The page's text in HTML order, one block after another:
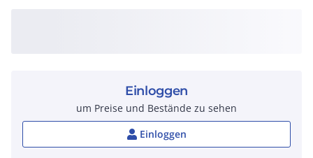
Einloggen
um Preise und Bestände zu sehen
Einloggen